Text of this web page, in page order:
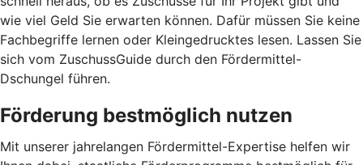
wie viel Geld Sie erwarten können. Dafür müssen Sie keine
Fachbegriffe lernen oder Kleingedrucktes lesen. Lassen Sie
sich vom ZuschussGuide durch den Fördermittel-
Dschungel führen.
Förderung bestmöglich nutzen
Mit unserer jahrelangen Fördermittel-Expertise helfen wir